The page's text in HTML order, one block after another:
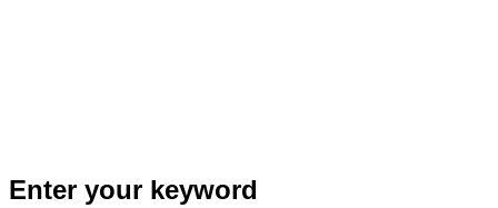
Enter your keyword